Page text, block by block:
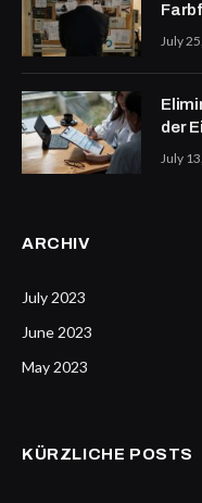
July
der
July
ARCHIV
July 2023
June 2023
May 2023
KÜRZLICHE POSTS